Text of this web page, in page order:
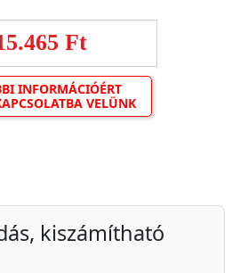
Ft
INFORMÁCIÓÉRT
VELÜNK
kiszámítható